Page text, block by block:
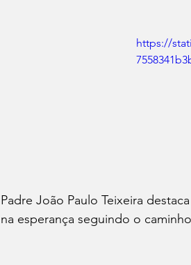
https://
Padre João Paulo Teixeira
na esperança seguindo o